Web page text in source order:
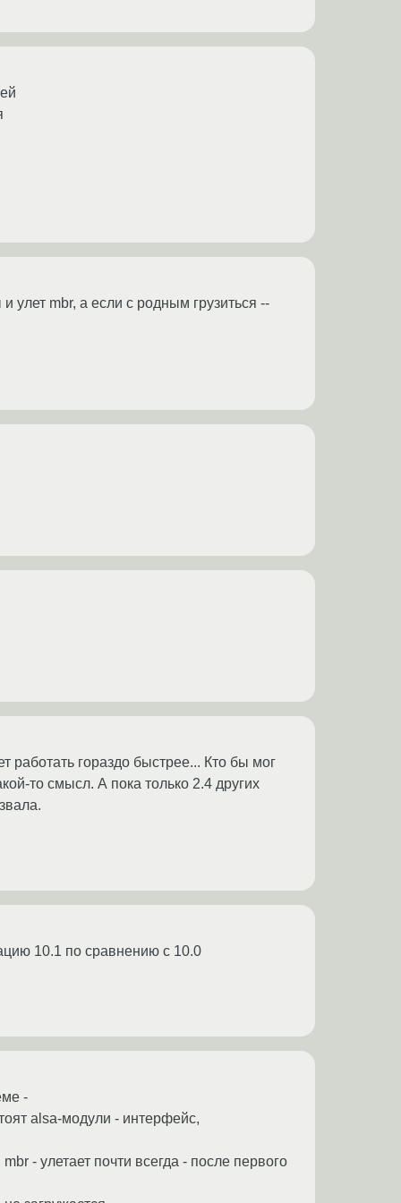
улет mbr, а если с родным грузиться --
работать гораздо быстрее... Кто бы мог
то смысл. А пока только 2.4 других
10.1 по сравнению с 10.0
-
alsa-модули - интерфейс,
- улетает почти всегда - после первого